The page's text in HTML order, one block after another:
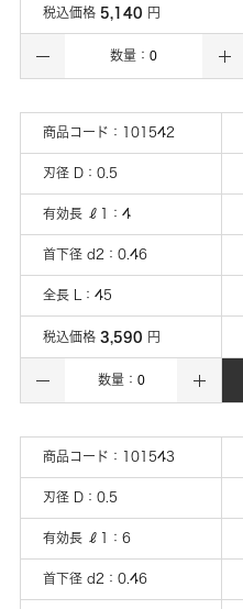
税込価格 5,140 円
数量：
商品コード： 101542
刃径 D ： 0.5
有効長 ℓ1 ： 4
首下径 d2 ： 0.46
全長 L ： 45
税込価格 3,590 円
数量：
商品コード： 101543
刃径 D ： 0.5
有効長 ℓ1 ： 6
首下径 d2 ： 0.46